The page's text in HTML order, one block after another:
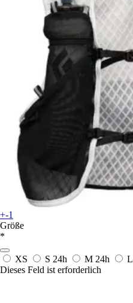
+-1
Größe
*
XS S 24h M 24h L
Dieses Feld ist erforderlich